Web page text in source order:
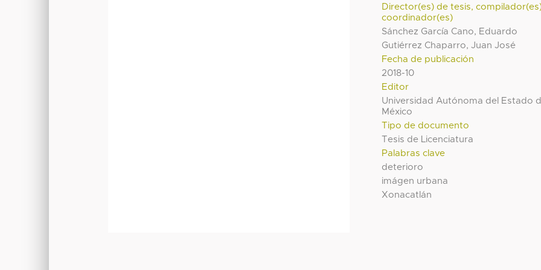
Director(es) de tesis,
coordinador(es)
Sánchez García Cano, Eduardo
Gutiérrez Chaparro, Juan José
Fecha de publicación
2018-10
Editor
Universidad Autónoma del Estado
México
Tipo de documento
Tesis de Licenciatura
Palabras clave
deterioro
imágen urbana
Xonacatlán